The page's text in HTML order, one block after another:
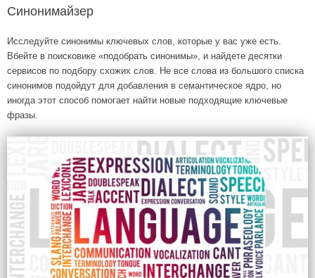
Синонимайзер
Исследуйте синонимы ключевых слов, которые у вас уже есть.
Вбейте в поисковике «подобрать синонимы», и найдете десятки
сервисов по подбору схожих слов. Не все слова из большого списка
синонимов подойдут для добавления в семантическое ядро, но
иногда этот способ помогает найти новые подходящие ключевые
фразы.